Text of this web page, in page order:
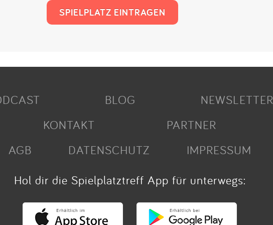
SPIELPLATZ EINTRAGEN
BLOG
NEWSLETTER
KONTAKT
PARTNER
AGB
DATENSCHUTZ
IMPRESSUM
Hol dir die Spielplatztreff App für unterwegs: